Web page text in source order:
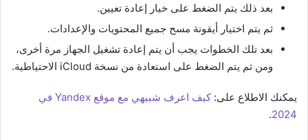
بعد ذلك يتم الضغط على خيار إعادة تعيين.
ثم يتم اختيار أيقونة مسح جميع المحتويات والإعدادات.
بعد تلك الخطوات يجب أن يتم إعادة تشغيل الجهاز مرة أخرى،
ومن ثم يتم الضغط على استعادة من نسخة iCloud الاحتياطية.
يمكنك الاطلاع على:
كيف اعرف شبيهي مع موقع Yandex في
2024
.